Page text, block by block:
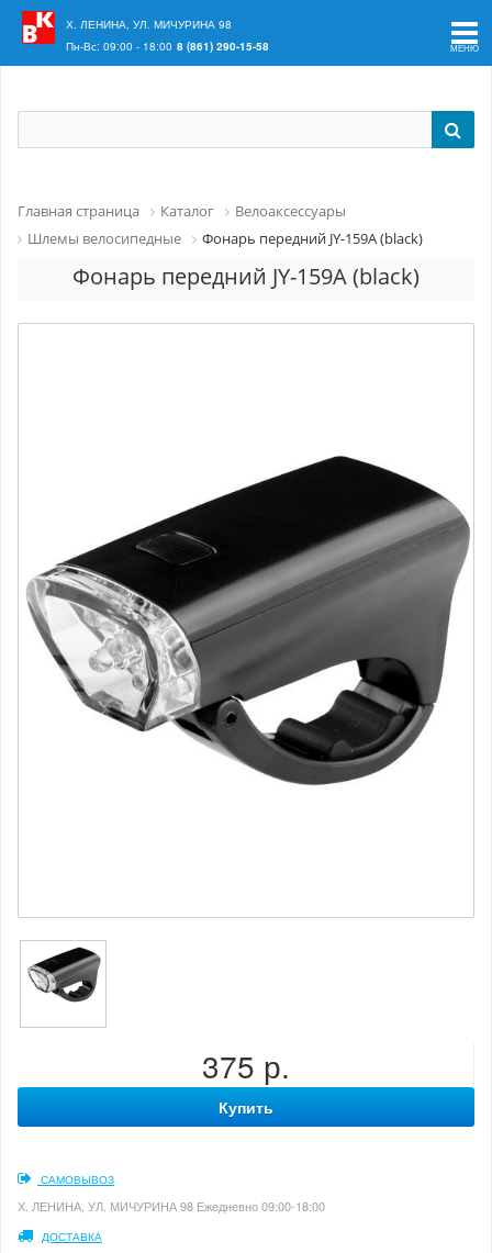
Ваш регион:
Х. ЛЕНИНА, УЛ. МИЧУРИНА 98
Пн-Вс: 09:00 - 18:00 8 (861) 290-15-58
Главная страница Каталог
Велоаксессуары
Шлемы велосипедные
Фонарь передний JY-159A (black)
Фонарь передний JY-159A (black)
375 р.
Купить
САМОВЫВОЗ
Х. ЛЕНИНА, УЛ. МИЧУРИНА 98 Ежедневно 09:00-18:00
ДОСТАВКА